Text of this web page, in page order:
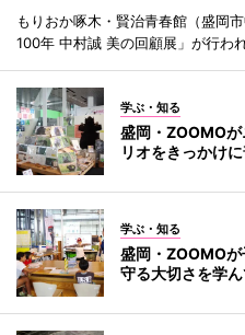
もりおか啄木・賢治青春館（盛岡
100年 中村誠 美の回顧展」が行われ
学ぶ・知る
盛岡・ZOOMO
リオをきっかけ
学ぶ・知る
盛岡・ZOOMO
守る大切さを学